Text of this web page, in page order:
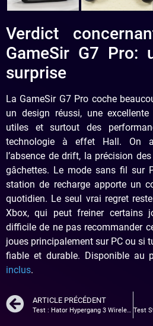
Verdict
GameSir G7 Pro:
surprise
La GameSir G7 Pro coche
un design réussi, une
utiles et surtout des
technologie à effet Hall. On
l’absence de drift, la précision
gâchettes. Le mode sans fil sur
station de recharge apporte un
quotidien. Le seul vrai regret
Xbox, qui peut freiner certains
difficile de ne pas recommander
joues principalement sur PC ou si
fiable et durable. Disponible au
inclus.
ARTICLE PRÉCÉDENT
Test : Hator Hypergang 3 Wireless : Le nouveau boss qualité/prix ?